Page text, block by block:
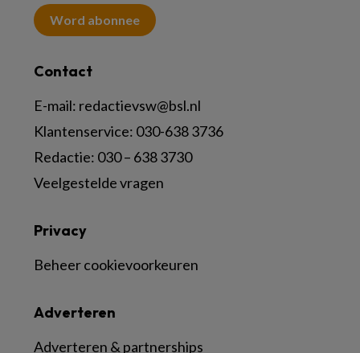
Word abonnee
Contact
E-mail: redactievsw@bsl.nl
Klantenservice: 030-638 3736
Redactie: 030 – 638 3730
Veelgestelde vragen
Adverteren
Adverteren & partnerships
Privacy
Beheer cookievoorkeuren